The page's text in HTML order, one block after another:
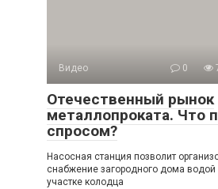
Видео 0
Отечественный рынок
металлопроката. Что
спросом?
Насосная станция позволит
снабжение загородного дома водой
участке колодца